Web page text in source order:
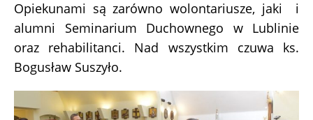
Opiekunami są zarówno wolontariusze, jaki i
alumni Seminarium Duchownego w Lublinie
oraz rehabilitanci. Nad wszystkim czuwa ks.
Bogusław Suszyło.